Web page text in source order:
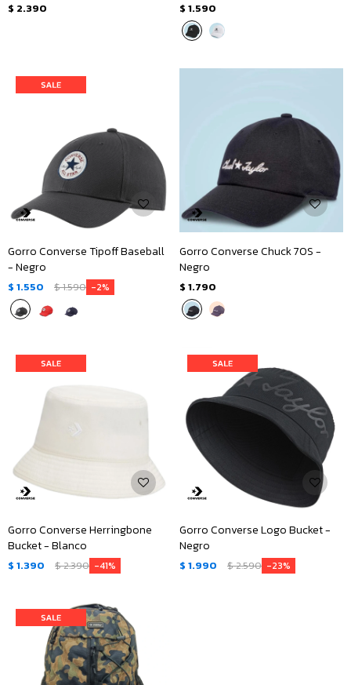
$ 2.390 $ 1.590
Gorro Converse Tipoff Baseball
- Negro
$ 1.550 $1.590 2
Gorro Converse Chuck 70S -
Negro
$ 1.790
Gorro Converse Herringbone
Bucket - Blanco
$ 1.390 $2.390 41
Gorro Converse Logo Bucket -
Negro
$ 1.990 $2.590 23